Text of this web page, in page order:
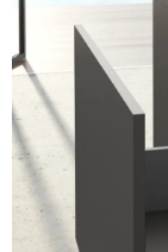
О компании
Оплата и
Рассрочка и